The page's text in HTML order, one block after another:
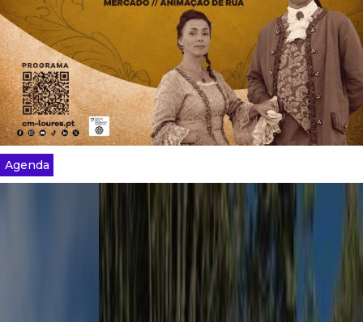
Agenda